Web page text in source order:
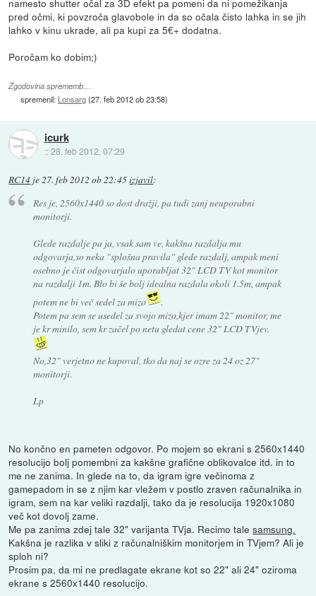
pred očmi, ki povzroča glavobole in da so očala čisto lahka in se jih
lahko v kinu ukrade, ali pa kupi za 5€+ dodatna.
Poročam ko dobim;)
Zgodovina sprememb…
spremenil: Lonsarg(27. feb 2012 ob 23:58)
icurk
::28. feb 2012, 07:29
RC14 je27. feb 2012 ob 22:45izjavil:
Res je, 2560x1440 so dost dražji, pa tudi zanj neuporabni
monitorji.
Glede razdalje pa ja, vsak sam ve, kakšna razdalja mu
odgovarja,so neka "splošna pravila" glede razdalj, ampak meni
osebno je čist odgovarjalo uporabljat 32" LCD TV kot monitor
na razdalji 1m. Blo bi še bolj idealna razdala okoli 1.5m, ampak
potem ne bi več sedel za mizo
.
Potem pa sem se usedel za svojo mizo,kjer imam 22" monitor, me
je kr minilo, sem kr začel po netu gledat cene 32" LCD TVjev.
No,32" verjetno ne kupoval, tko da naj se ozre za 24 oz 27"
monitorji.
Lp
No končno en pameten odgovor. Po mojem so ekrani s 2560x1440
resolucijo bolj pomembni za kakšne grafične oblikovalce itd. in to
me ne zanima. In glede na to, da igram igre večinoma z
gamepadom in se z njim kar vležem v postlo zraven računalnika in
igram, sem na kar veliki razdalji, tako da je resolucija 1920x1080
več kot dovolj zame.
Me pa zanima zdej tale 32" varijanta TVja. Recimo talesamsung.
Kakšna je razlika v sliki z računalniškim monitorjem in TVjem? Ali je
sploh ni?
Prosim pa, da mi ne predlagate ekrane kot so 22" ali 24" oziroma
ekrane s 2560x1440 resolucijo.